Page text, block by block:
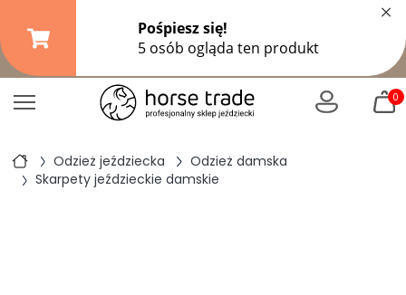
Darmowa dostawa od149,99 zł
299 złpozostałe formy wysyłki
×
0
Odzież jeździecka
Odzież damska
Skarpety jeździeckie damskie